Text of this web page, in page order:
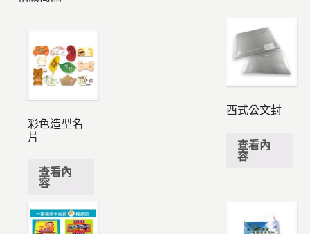
彩色造型名
片
查看內
容
西式公文封
查看內
容